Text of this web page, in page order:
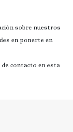
sobre nuestros
en ponerte en
contacto en esta